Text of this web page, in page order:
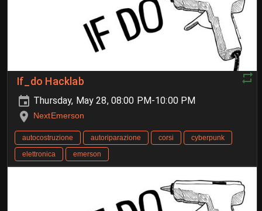
If_do Hacklab
Thursday, May 28, 08:00 PM-10:00 PM
NextEmerson
autocostruzione autoriparazione corsi
cyberpunk
elettronica
emerson